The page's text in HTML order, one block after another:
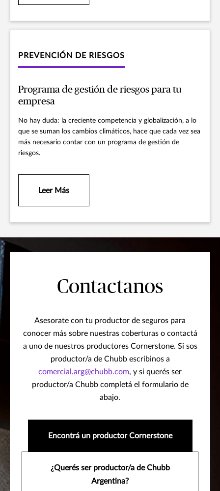
PREVENCIÓN DE RIESGOS
Programa de gestión de riesgos para tu
empresa
No hay duda: la creciente competencia y globalización, a lo
que se suman los cambios climáticos, hace que cada vez sea
más necesario contar con un programa de gestión de
riesgos.
Leer Más
Contactanos
Asesorate con tu productor de seguros para
conocer más sobre nuestras coberturas o contactá
a uno de nuestros productores Cornerstone. Si sos
productor/a de Chubb escribinos a
comercial.arg@chubb.com, y si querés ser
productor/a Chubb completá el formulario de
abajo.
Encontrá un productor Cornerstone
¿Querés ser productor/a de Chubb
Argentina?